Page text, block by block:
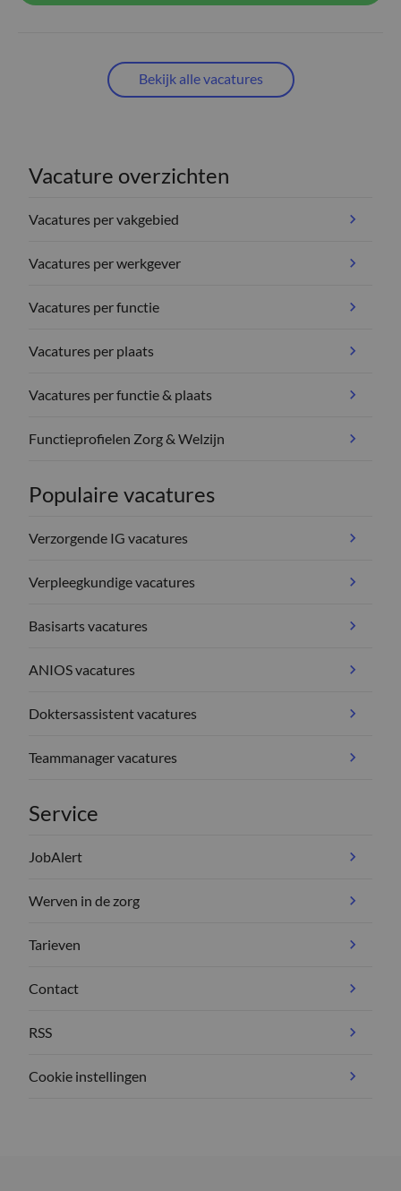
Bekijk alle vacatures
Vacature overzichten
Vacatures per vakgebied
Vacatures per werkgever
Vacatures per functie
Vacatures per plaats
Vacatures per functie & plaats
Functieprofielen Zorg & Welzijn
Populaire vacatures
Verzorgende IG vacatures
Verpleegkundige vacatures
Basisarts vacatures
ANIOS vacatures
Doktersassistent vacatures
Teammanager vacatures
Service
JobAlert
Werven in de zorg
Tarieven
Contact
RSS
Cookie instellingen